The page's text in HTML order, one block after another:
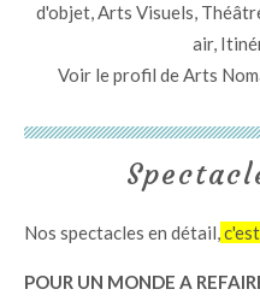
d'objet, Arts Visuels,
air,
Voir le profil deArts
Nos spectacles en détail,
POUR UN MONDE A